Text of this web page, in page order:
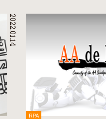
2022.01.14
RPA